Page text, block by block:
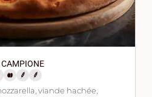
viande hachée,